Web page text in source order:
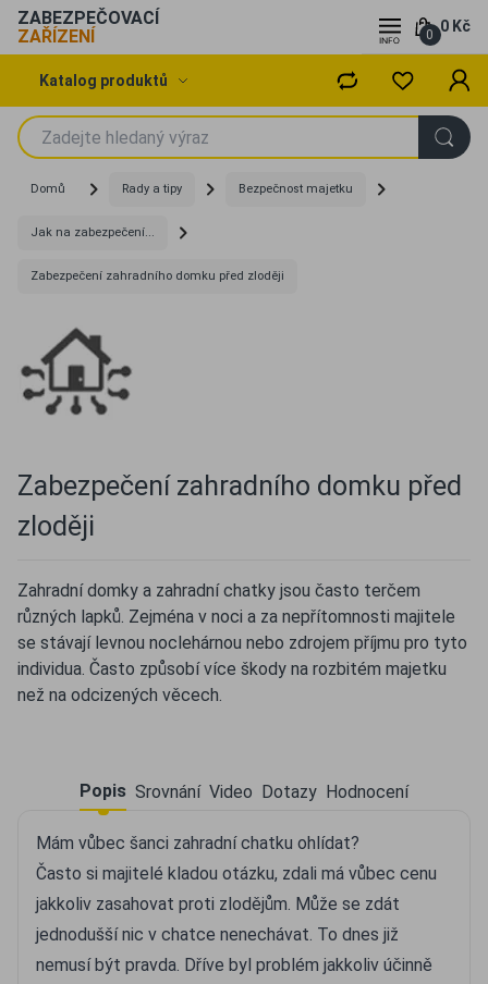
0 Kč
0
ZABEZPEČOVACÍ
ZAŘÍZENÍ
Katalog produktů
Domů Rady a tipy Bezpečnost majetku
Jak na zabezpečení...
Zabezpečení zahradního domku před zloději
Zabezpečení zahradního domku před
zloději
Zahradní domky a zahradní chatky jsou často terčem
různých lapků. Zejména v noci a za nepřítomnosti majitele
se stávají levnou noclehárnou nebo zdrojem příjmu pro tyto
individua. Často způsobí více škody na rozbitém majetku
než na odcizených věcech.
Popis Srovnání Video Dotazy Hodnocení
Mám vůbec šanci zahradní chatku ohlídat?
Často si majitelé kladou otázku, zdali má vůbec cenu
jakkoliv zasahovat proti zlodějům. Může se zdát
jednodušší nic v chatce nenechávat. To dnes již
nemusí být pravda. Dříve byl problém jakkoliv účinně